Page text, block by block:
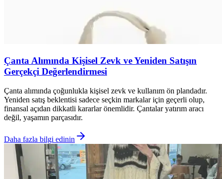
Çanta Alımında Kişisel Zevk ve Yeniden Satışın
Gerçekçi Değerlendirmesi
Çanta alımında çoğunlukla kişisel zevk ve kullanım ön plandadır.
Yeniden satış beklentisi sadece seçkin markalar için geçerli olup,
finansal açıdan dikkatli kararlar önemlidir. Çantalar yatırım aracı
değil, yaşamın parçasıdır.
Daha fazla bilgi edinin